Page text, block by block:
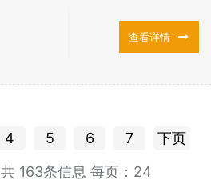
查看详情
4 5 6 7
下页
每页：24
共 163条信息